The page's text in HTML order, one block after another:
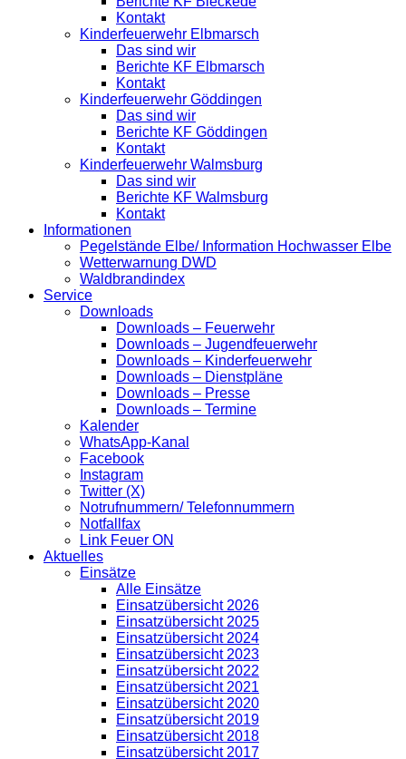
Kontakt
Kinderfeuerwehr Elbmarsch
Das sind wir
Berichte KF Elbmarsch
Kontakt
Kinderfeuerwehr Göddingen
Das sind wir
Berichte KF Göddingen
Kontakt
Kinderfeuerwehr Walmsburg
Das sind wir
Berichte KF Walmsburg
Kontakt
Informationen
Pegelstände Elbe/ Information Hochwasser Elbe
Wetterwarnung DWD
Waldbrandindex
Service
Downloads
Downloads – Feuerwehr
Downloads – Jugendfeuerwehr
Downloads – Kinderfeuerwehr
Downloads – Dienstpläne
Downloads – Presse
Downloads – Termine
Kalender
WhatsApp-Kanal
Facebook
Instagram
Twitter (X)
Notrufnummern/ Telefonnummern
Notfallfax
Link Feuer ON
Aktuelles
Einsätze
Alle Einsätze
Einsatzübersicht 2026
Einsatzübersicht 2025
Einsatzübersicht 2024
Einsatzübersicht 2023
Einsatzübersicht 2022
Einsatzübersicht 2021
Einsatzübersicht 2020
Einsatzübersicht 2019
Einsatzübersicht 2018
Einsatzübersicht 2017